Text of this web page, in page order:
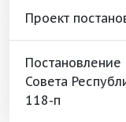
Проект
Совета
118-п